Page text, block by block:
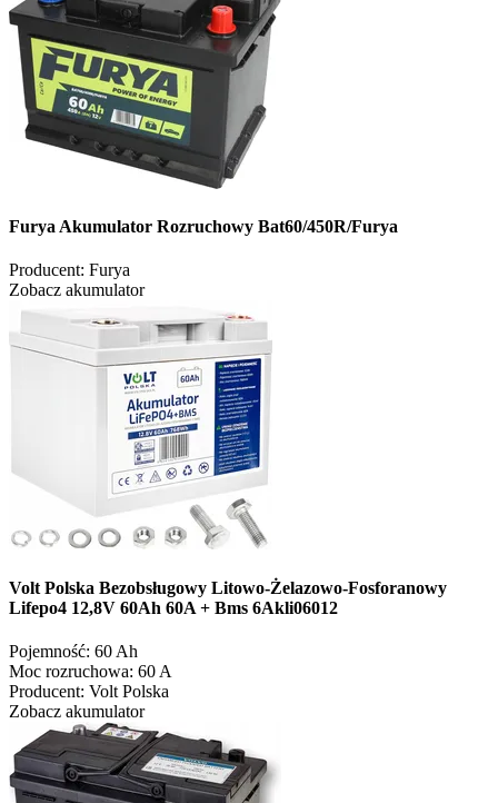
Furya Akumulator Rozruchowy Bat60/450R/Furya
Producent: Furya
Zobacz akumulator
Volt Polska Bezobsługowy Litowo-Żelazowo-Fosforanowy
Lifepo4 12,8V 60Ah 60A + Bms 6Akli06012
Pojemność: 60 Ah
Moc rozruchowa: 60 A
Producent: Volt Polska
Zobacz akumulator